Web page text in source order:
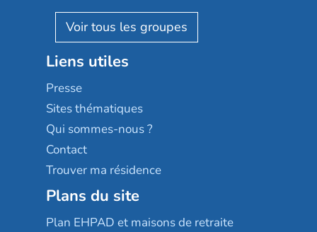
Reseda
Stella management
Les villages d'or
Sérénys
Résidences services Villa Médicis
Résidalya
Groupe aplus
AGE D'OR Services
Liens utiles
Presse
Sites thématiques
Qui sommes-nous ?
Contact
Trouver ma résidence
Plans du site
Plan EHPAD et maisons de retraite